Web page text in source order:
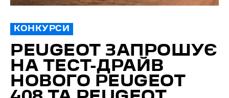
КОНКУРСИ
PEUGEOT ЗАПРОШУЄ
НА ТЕСТ-ДРАЙВ
НОВОГО PEUGEOT